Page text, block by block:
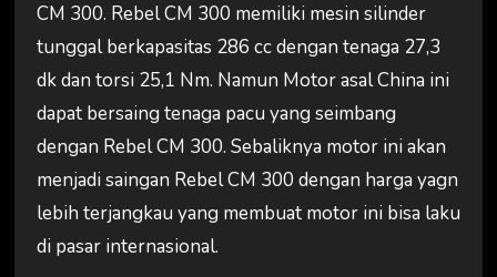
CM 300. Rebel CM 300 memiliki mesin silinder
tunggal berkapasitas 286 cc dengan tenaga 27,3
dk dan torsi 25,1 Nm. Namun Motor asal China ini
dapat bersaing tenaga pacu yang seimbang
dengan Rebel CM 300. Sebaliknya motor ini akan
menjadi saingan Rebel CM 300 dengan harga yagn
lebih terjangkau yang membuat motor ini bisa laku
di pasar internasional.